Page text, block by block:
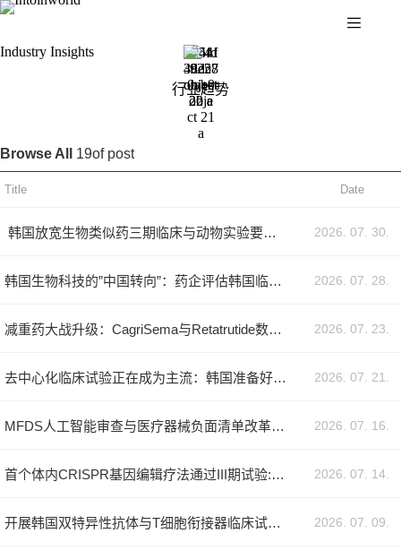
Industry Insights
行业趋势
Browse All 19of post
Title Date
韩国放宽生物类似药三期临床与动物实验要求：2026年7月食药处新规解读 2026. 07. 30.
韩国生物科技的”中国转向”：药企评估韩国临床试验策略的关键启示 2026. 07. 28.
减重药大战升级：CagriSema与Retatrutide数据对评估韩国的药企意味着什么 2026. 07. 23.
去中心化临床试验正在成为主流：韩国准备好了吗？ 2026. 07. 21.
MFDS人工智能审查与医疗器械负面清单改革：2026年韩国临床试验时程真正的变化 2026. 07. 16.
首个体内CRISPR基因编辑疗法通过III期试验:对韩国临床试验的启示 2026. 07. 14.
开展韩国双特异性抗体与T细胞衔接器临床试验：药企监管与执行指南 2026. 07. 09.